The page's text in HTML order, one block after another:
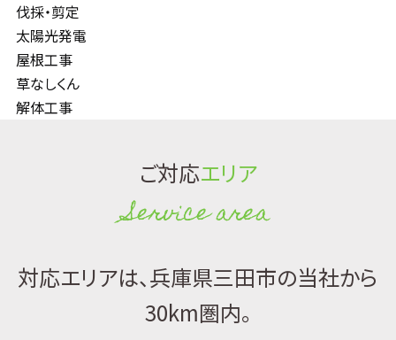
伐採・剪定
太陽光発電
屋根工事
草なしくん
解体工事
ご対応エリア
Service area
対応エリアは、兵庫県三田市の当社から
30km圏内。